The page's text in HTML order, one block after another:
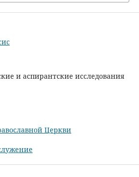
и аспирантские исследования
Церкви